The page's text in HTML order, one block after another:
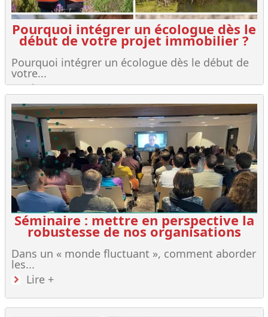
Pourquoi intégrer un écologue dès le
début de votre projet immobilier ?
Pourquoi intégrer un écologue dès le début de
votre...
Lire +
Séminaire : mettre en perspective la
robustesse de nos organisations
Dans un « monde fluctuant », comment aborder
les...
Lire +